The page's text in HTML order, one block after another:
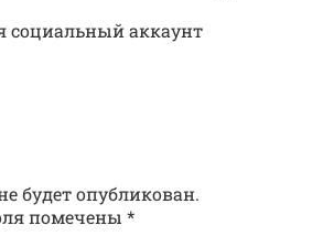
социальный аккаунт
будет опубликован.
помечены *